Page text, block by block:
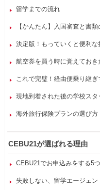
留学までの流れ
【かんたん】入国審査と書
決定版！もっていくと便利な
航空券を買う時に覚えておき
これで完璧！経由便乗り継ぎ
現地到着された後の学校スタ
海外旅行保険プランの選び方
CEBU21が選ばれる理由
CEBU21でお申込みをする5
失敗しない、留学エージェン